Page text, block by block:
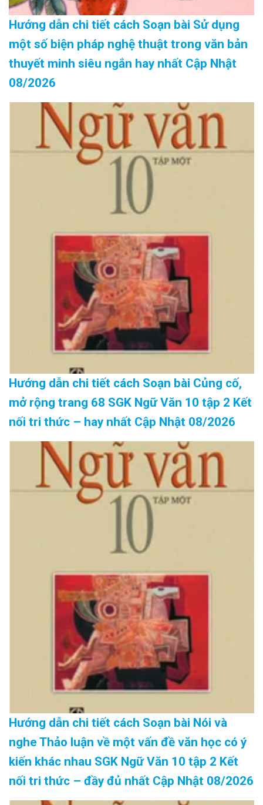
Hướng dẫn chi tiết cách Soạn bài Sử dụng
một số biện pháp nghệ thuật trong văn bản
thuyết minh siêu ngắn hay nhất Cập Nhật
08/2026
Hướng dẫn chi tiết cách Soạn bài Củng cố,
mở rộng trang 68 SGK Ngữ Văn 10 tập 2 Kết
nối tri thức – hay nhất Cập Nhật 08/2026
Hướng dẫn chi tiết cách Soạn bài Nói và
nghe Thảo luận về một vấn đề văn học có ý
kiến khác nhau SGK Ngữ Văn 10 tập 2 Kết
nối tri thức – đầy đủ nhất Cập Nhật 08/2026